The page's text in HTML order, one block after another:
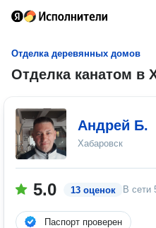
Отделка деревянных домов
Отделка канатом в
Андрей Б.
Хабаровск
5.0 13 оценок В сети
Паспорт проверен